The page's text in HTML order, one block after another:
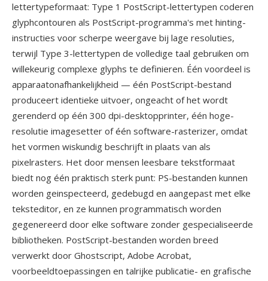
lettertypeformaat: Type 1 PostScript-lettertypen coderen
glyphcontouren als PostScript-programma's met hinting-
instructies voor scherpe weergave bij lage resoluties,
terwijl Type 3-lettertypen de volledige taal gebruiken om
willekeurig complexe glyphs te definieren. Één voordeel is
apparaatonafhankelijkheid — één PostScript-bestand
produceert identieke uitvoer, ongeacht of het wordt
gerenderd op één 300 dpi-desktopprinter, één hoge-
resolutie imagesetter of één software-rasterizer, omdat
het vormen wiskundig beschrijft in plaats van als
pixelrasters. Het door mensen leesbare tekstformaat
biedt nog één praktisch sterk punt: PS-bestanden kunnen
worden geinspecteerd, gedebugd en aangepast met elke
teksteditor, en ze kunnen programmatisch worden
gegenereerd door elke software zonder gespecialiseerde
bibliotheken. PostScript-bestanden worden breed
verwerkt door Ghostscript, Adobe Acrobat,
voorbeeldtoepassingen en talrijke publicatie- en grafische